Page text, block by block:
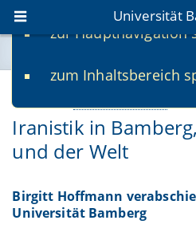
zur Hauptnavigation
zum Inhaltsbereich
Universität
www.uni-
univis.uni-
08.07.2019
Iranistik in
und der Welt
Birgitt Hoffmann
Universität Bamberg